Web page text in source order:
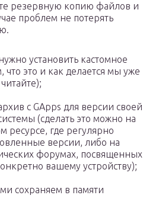
резервную копию файлов и
проблем не потерять
установить кастомное
что это и как делается мы уже
с GApps для версии своей
(сделать это можно на
ресурсе, где регулярно
версии, либо на
форумах, посвященных
вашему устройству);
сохраняем в памяти